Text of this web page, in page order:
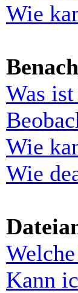
Wie
Was
Wie
Wie
Kann